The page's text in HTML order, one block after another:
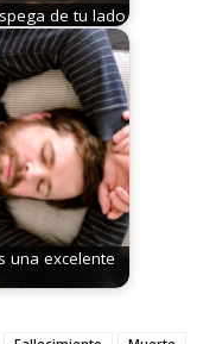
de tu lado
una excelente